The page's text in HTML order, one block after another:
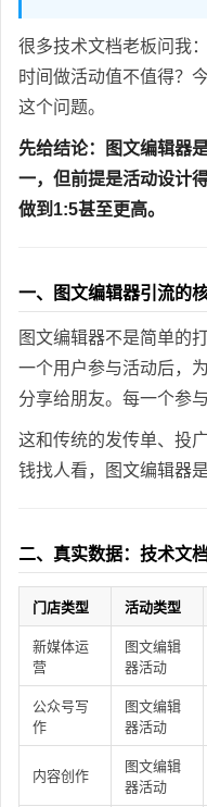
很多技术文档老板问我
时间做活动值不值得？
这个问题。
先给结论：图文编辑器
一，但前提是活动设计
做到1:5甚至更高。
一、图文编辑器引流的
图文编辑器不是简单的
一个用户参与活动后，
分享给朋友。每一个参
这和传统的发传单、投
钱找人看，图文编辑器
二、真实数据：技术文
门店类型 活动类型
新媒体运
营
图文编辑
器活动
公众号写
作
图文编辑
器活动
内容创作
图文编辑
器活动